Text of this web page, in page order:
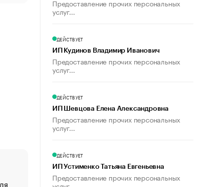
«От спорта тело стареет иначе». Как живет глава
Предоставление прочих персональных
услуг...
ДЕЙСТВУЕТ
ИП Кудинов Владимир Иванович
Предоставление прочих персональных
услуг...
ДЕЙСТВУЕТ
ИП Шевцова Елена Александровна
Предоставление прочих персональных
услуг...
ДЕЙСТВУЕТ
ИП Устименко Татьяна Евгеньевна
Предоставление прочих персональных